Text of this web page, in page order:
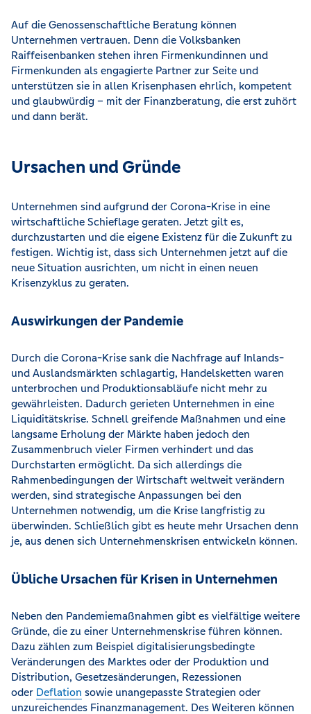
Auf die Genossenschaftliche Beratung können
Unternehmen vertrauen. Denn die Volksbanken
Raiffeisenbanken stehen ihren Firmenkundinnen und
Firmenkunden als engagierte Partner zur Seite und
unterstützen sie in allen Krisenphasen ehrlich, kompetent
und glaubwürdig – mit der Finanzberatung, die erst zuhört
und dann berät.
Ursachen und Gründe
Unternehmen sind aufgrund der Corona-Krise in eine
wirtschaftliche Schieflage geraten. Jetzt gilt es,
durchzustarten und die eigene Existenz für die Zukunft zu
festigen. Wichtig ist, dass sich Unternehmen jetzt auf die
neue Situation ausrichten, um nicht in einen neuen
Krisenzyklus zu geraten.
Auswirkungen der Pandemie
Durch die Corona-Krise sank die Nachfrage auf Inlands-
und Auslandsmärkten schlagartig, Handelsketten waren
unterbrochen und Produktionsabläufe nicht mehr zu
gewährleisten. Dadurch gerieten Unternehmen in eine
Liquiditätskrise. Schnell greifende Maßnahmen und eine
langsame Erholung der Märkte haben jedoch den
Zusammenbruch vieler Firmen verhindert und das
Durchstarten ermöglicht. Da sich allerdings die
Rahmenbedingungen der Wirtschaft weltweit verändern
werden, sind strategische Anpassungen bei den
Unternehmen notwendig, um die Krise langfristig zu
überwinden. Schließlich gibt es heute mehr Ursachen denn
je, aus denen sich Unternehmenskrisen entwickeln können.
Übliche Ursachen für Krisen in Unternehmen
Neben den Pandemiemaßnahmen gibt es vielfältige weitere
Gründe, die zu einer Unternehmenskrise führen können.
Dazu zählen zum Beispiel digitalisierungsbedingte
Veränderungen des Marktes oder der Produktion und
Distribution, Gesetzesänderungen, Rezessionen
oder Deflation sowie unangepasste Strategien oder
unzureichendes Finanzmanagement. Des Weiteren können